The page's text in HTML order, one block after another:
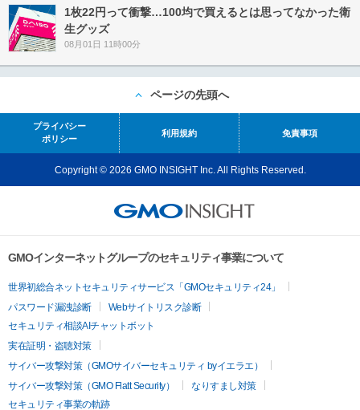
1枚22円って衝撃…100均で買えるとは思ってなかった衛
生グッズ
08月01日 11時00分
ページの先頭へ
プライバシー
ポリシー
利用規約 免責事項
Copyright © 2026 GMO INSIGHT Inc. All Rights Reserved.
GMOインターネットグループのセキュリティ事業について
世界初総合ネットセキュリティサービス「GMOセキュリティ24」
パスワード漏洩診断
Webサイトリスク診断
セキュリティ相談AIチャットボット
実在証明・盗聴対策
サイバー攻撃対策（GMOサイバーセキュリティ byイエラエ）
サイバー攻撃対策（GMO Flatt Security）
なりすまし対策
セキュリティ事業の軌跡